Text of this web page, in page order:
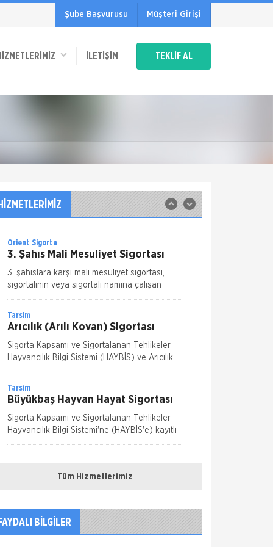
Şube Başvurusu Müşteri Girişi
İLETIŞIM TEKLİF AL
HİZMETLERİMİZ
Mapfre Sigorta
Yasal bir zorunluluk olan Trafik Sigortası;
poliçe kapsamında yer alan aracınızı
deprem sonucu meydana gelen yangın,
binalarda doğrudan neden olacağı maddi
Ticari Paket Sigortası Büyük işletmelerin
üzerindeki riskler de büyük olur biliyoruz. Peki
Orient Sigorta
3. Şahıs Mali Mesuliyet Sigortası
3. şahıslara karşı mali mesuliyet sigortası,
sigortalının veya sigortalı namına çalışan
kişilerden kaynaklanan kusur ve
olay sonucunda 3.ş
Tarsim
Arıcılık (Arılı Kovan) Sigortası
Sigorta Kapsamı ve Sigortalanan Tehlikeler
Hayvancılık Bilgi Sistemi (HAYBİS) ve Arıcılık
Kayıt Sistemi'ne (AKS) kayıtlı olan, plakalı,
Tarsim
Büyükbaş Hayvan Hayat Sigortası
Sigorta Kapsamı ve Sigortalanan Tehlikeler
Hayvancılık Bilgi Sistemi'ne (HAYBİS'e) kayıtlı
olan süt ve erkek besi sığırları ile mandalar,
Bitkisel Ürün Sigortası
yangın, deprem, heyelan, sel ve su baskınının
ürünlerde
Sompo Japan Sigorta
Tüm Hizmetlerimiz
FAYDALI BİLGİLER